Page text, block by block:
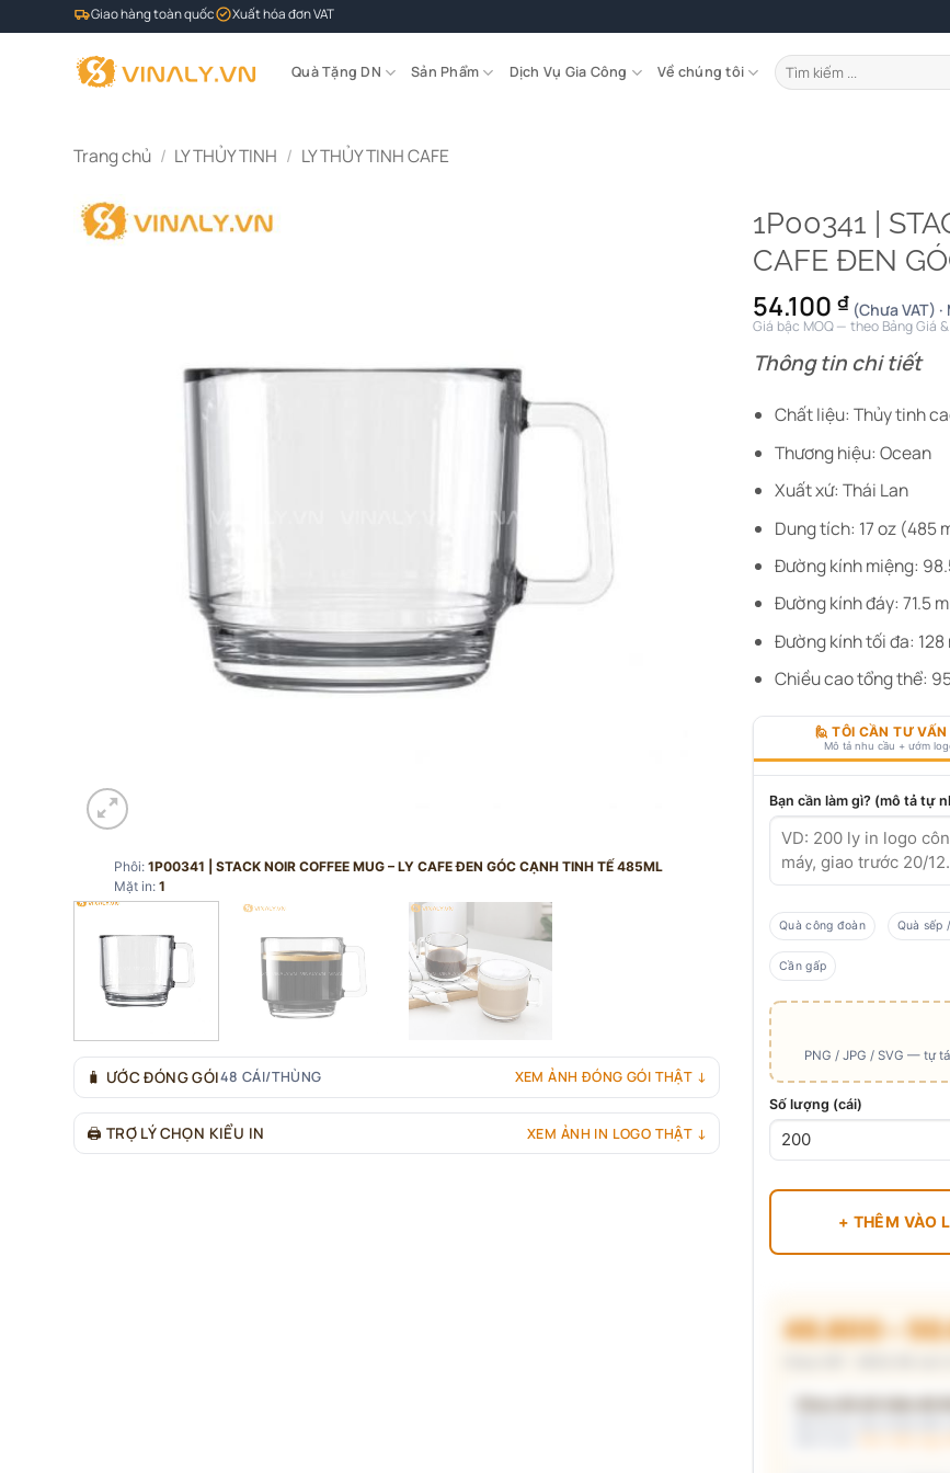
qua
Giao hàng toàn quốc Xuất hóa đơn VAT
Quà Tặng DN Sản Phẩm Dịch Vụ Gia Công Về chúng tôi
Tìm
kiếm:
Trang chủ / LY THỦY TINH / LY THỦY TINH CAFE
Phôi: 1P00341 | STACK NOIR COFFEE MUG – LY CAFE ĐEN GÓC CẠNH TINH TẾ 485ML
Mặt in: 1
🧳 ƯỚC ĐÓNG GÓI48 CÁI/THÙNG XEM ẢNH ĐÓNG GÓI THẬT ↓
🖨 TRỢ LÝ CHỌN KIỂU IN XEM ẢNH IN LOGO THẬT ↓
1P00341 |
CAFE ĐEN
54.100 ₫ (Chưa VAT)
Giá bậc MOQ — theo Bảng Giá
Thông tin chi tiết
Chất liệu: Thủy tinh
Thương hiệu: Ocean
Xuất xứ: Thái Lan
Dung tích: 17 oz (485
Đường kính miệng:
Đường kính đáy: 71.5
Đường kính tối đa: 128
Chiều cao tổng thể:
🙋 TÔI CẦN TƯ
Mô tả nhu cầu + ướm
Bạn cần làm gì? (mô tả tự
Quà công đoàn Quà sếp
Cần gấp
PNG / JPG / SVG — tự
Số lượng (cái)
+ THÊM VÀO
46.800 –